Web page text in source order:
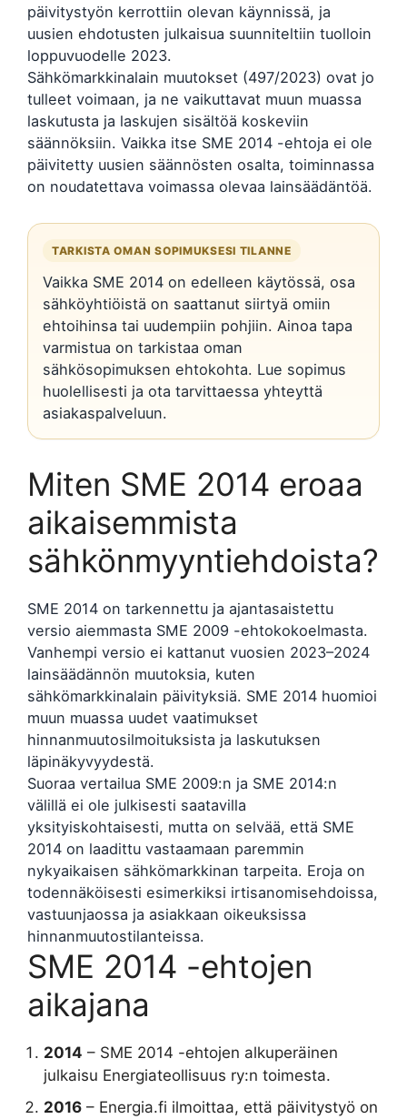
päivitystyön kerrottiin olevan käynnissä, ja
uusien ehdotusten julkaisua suunniteltiin tuolloin
loppuvuodelle 2023.
Sähkömarkkinalain muutokset (497/2023) ovat jo
tulleet voimaan, ja ne vaikuttavat muun muassa
laskutusta ja laskujen sisältöä koskeviin
säännöksiin. Vaikka itse SME 2014 -ehtoja ei ole
päivitetty uusien säännösten osalta, toiminnassa
on noudatettava voimassa olevaa lainsäädäntöä.
TARKISTA OMAN SOPIMUKSESI TILANNE
Vaikka SME 2014 on edelleen käytössä, osa
sähköyhtiöistä on saattanut siirtyä omiin
ehtoihinsa tai uudempiin pohjiin. Ainoa tapa
varmistua on tarkistaa oman
sähkösopimuksen ehtokohta. Lue sopimus
huolellisesti ja ota tarvittaessa yhteyttä
asiakaspalveluun.
Miten SME 2014 eroaa
aikaisemmista
sähkönmyyntiehdoista?
SME 2014 on tarkennettu ja ajantasaistettu
versio aiemmasta SME 2009 -ehtokokoelmasta.
Vanhempi versio ei kattanut vuosien 2023–2024
lainsäädännön muutoksia, kuten
sähkömarkkinalain päivityksiä. SME 2014 huomioi
muun muassa uudet vaatimukset
hinnanmuutosilmoituksista ja laskutuksen
läpinäkyvyydestä.
Suoraa vertailua SME 2009:n ja SME 2014:n
välillä ei ole julkisesti saatavilla
yksityiskohtaisesti, mutta on selvää, että SME
2014 on laadittu vastaamaan paremmin
nykyaikaisen sähkömarkkinan tarpeita. Eroja on
todennäköisesti esimerkiksi irtisanomisehdoissa,
vastuunjaossa ja asiakkaan oikeuksissa
hinnanmuutostilanteissa.
SME 2014 -ehtojen
aikajana
2014 – SME 2014 -ehtojen alkuperäinen
julkaisu Energiateollisuus ry:n toimesta.
2016 – Energia.fi ilmoittaa, että päivitystyö on